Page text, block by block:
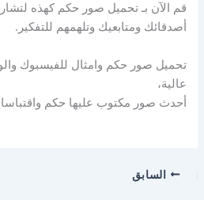
قم الآن بـ تحميل صور حكم كهذه
أصدقائك ومتابعيك وتلهمهم للتفكير.
تحميل صور حكم وامثال للفيسبوك
عالية،
أحدث صور مكتوب عليها حكم
السابق